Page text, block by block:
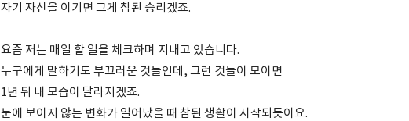
자기 자신을 이기면 그게 참된 승리겠죠.
요즘 저는 매일 할 일을 체크하며 지내고 있습니다.
누구에게 말하기도 부끄러운 것들인데, 그런 것들이 모이면
1년 뒤 내 모습이 달라지겠죠.
눈에 보이지 않는 변화가 일어났을 때 참된 생활이 시작되듯이요.